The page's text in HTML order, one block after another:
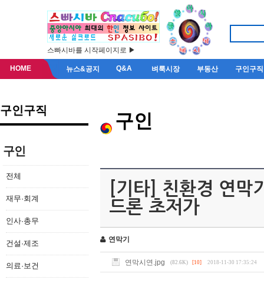
스빠시바를 시작페이지로 ▶
HOME 뉴스&공지 Q&A 벼룩시장 부동산 구인구직
구인구직
구인
전체
재무·회계
인사·총무
건설·제조
의료·보건
구인
[기타] 친환경 연막
드론 초저가
연막기
연막시연.jpg (82.6K) [10] 2018-11-30 17:35:24